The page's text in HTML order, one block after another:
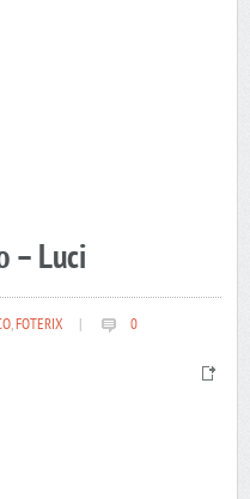
– Luci
,FOTERIX 0